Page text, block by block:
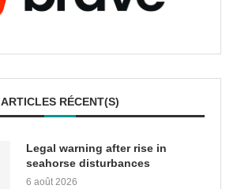
ARTICLES RÉCENT(S)
Legal warning after rise in
seahorse disturbances
6 août 2026